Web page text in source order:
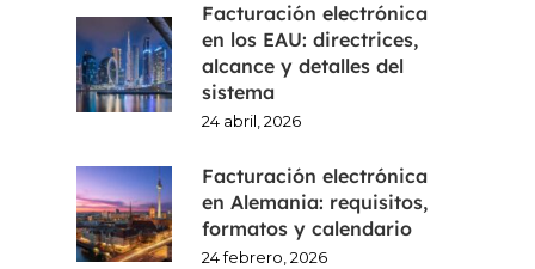
Facturación electrónica
en los EAU: directrices,
alcance y detalles del
sistema
24 abril, 2026
Facturación electrónica
en Alemania: requisitos,
formatos y calendario
24 febrero, 2026